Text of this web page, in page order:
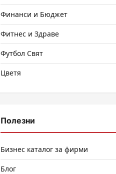
Финанси и Бюджет
Фитнес и Здраве
Футбол Свят
Цветя
Полезни
Бизнес каталог за фирми
Блог